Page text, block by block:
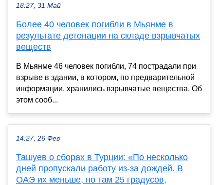
18:27, 31 Май
Более 40 человек погибли в Мьянме в
результате детонации на складе взрывчатых
веществ
В Мьянме 46 человек погибли, 74 пострадали при
взрыве в здании, в котором, по предварительной
информации, хранились взрывчатые вещества. Об
этом сооб...
14:27, 26 Фев
Ташуев о сборах в Турции: «По несколько
дней пропускали работу из-за дождей. В
ОАЭ их меньше, но там 25 градусов,